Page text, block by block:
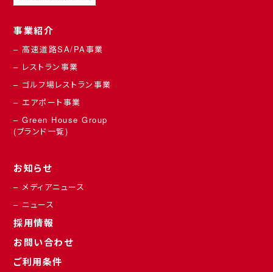
事業紹介
– 高速道路SA/PA事業
– レストラン事業
– ゴルフ場レストラン事業
– エアポート事業
– Green House Group
(ブランド一覧)
お知らせ
– メディアニュース
– ニュース
採用情報
お問い合わせ
ご利用条件